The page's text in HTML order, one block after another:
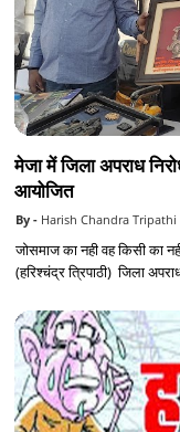
मेजा में जिला अपराध
आयोजित
Harish Chandra Tripathi
जोसमाज का नही वह किसी का
(हरिश्चंद्र त्रिपाठी) जिला